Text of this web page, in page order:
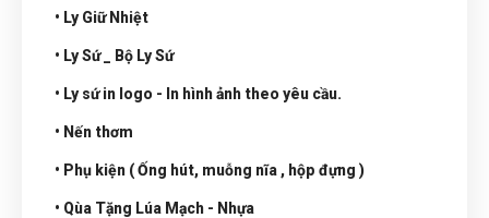
• Ly Giữ Nhiệt
• Ly Sứ _ Bộ Ly Sứ
• Ly sứ in logo - In hình ảnh theo yêu cầu.
• Nến thơm
• Phụ kiện ( Ống hút, muỗng nĩa , hộp đựng )
• Qùa Tặng Lúa Mạch - Nhựa